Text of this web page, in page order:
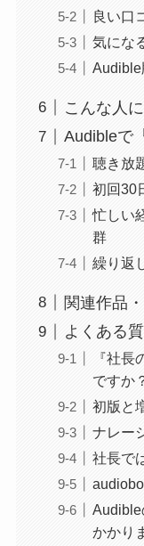
良い口
気にな
Audible
こんな人
Audibleで
聴き放
初回30
忙しい
群
繰り返
関連作品
よくある
『社
ですか
初版と
ナレー
社長で
Audible
かかり